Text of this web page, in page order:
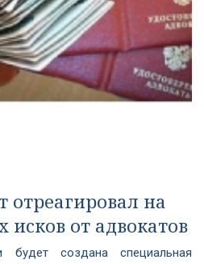
отреагировал на
исков от адвокатов
создана специальная